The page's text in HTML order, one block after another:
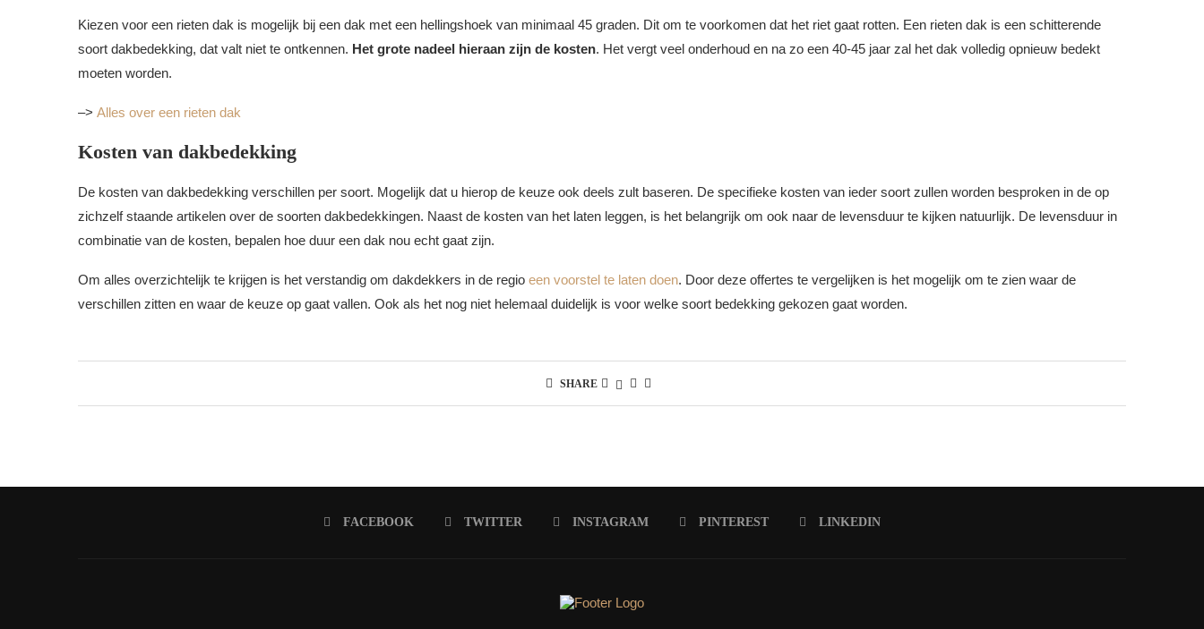
Kiezen voor een rieten dak is mogelijk bij een dak met een hellingshoek van minimaal 45 graden. Dit om te voorkomen dat het riet gaat rotten. Een rieten dak is een schitterende
soort dakbedekking, dat valt niet te ontkennen. Het grote nadeel hieraan zijn de kosten. Het vergt veel onderhoud en na zo een 40-45 jaar zal het dak volledig opnieuw bedekt
moeten worden.
–> Alles over een rieten dak
Kosten van dakbedekking
De kosten van dakbedekking verschillen per soort. Mogelijk dat u hierop de keuze ook deels zult baseren. De specifieke kosten van ieder soort zullen worden besproken in de op
zichzelf staande artikelen over de soorten dakbedekkingen. Naast de kosten van het laten leggen, is het belangrijk om ook naar de levensduur te kijken natuurlijk. De levensduur in
combinatie van de kosten, bepalen hoe duur een dak nou echt gaat zijn.
Om alles overzichtelijk te krijgen is het verstandig om dakdekkers in de regio een voorstel te laten doen. Door deze offertes te vergelijken is het mogelijk om te zien waar de
verschillen zitten en waar de keuze op gaat vallen. Ook als het nog niet helemaal duidelijk is voor welke soort bedekking gekozen gaat worden.
SHARE
FACEBOOK TWITTER INSTAGRAM PINTEREST LINKEDIN